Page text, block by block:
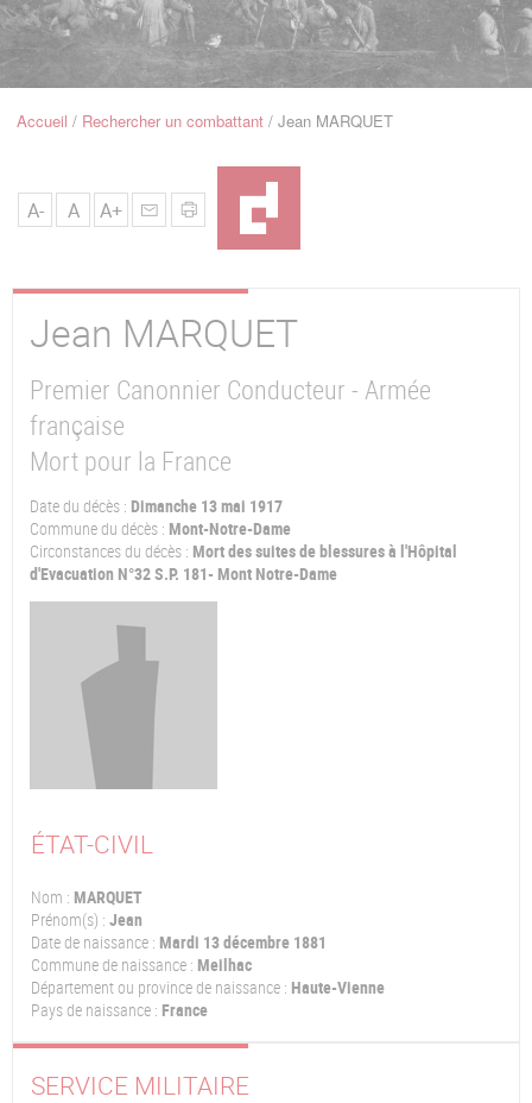
Navigation
FilAccueil Rechercher un combattant Jean MARQUET
A- A A+
Jean MARQUET
Premier Canonnier Conducteur - Armée
française
Mort pour la France
Date du décès : Dimanche 13 mai 1917
Commune du décès : Mont-Notre-Dame
Circonstances du décès : Mort des suites de blessures à l'Hôpital
d'Evacuation N°32 S.P. 181- Mont Notre-Dame
ÉTAT-CIVIL
Nom : MARQUET
Prénom(s) : Jean
Date de naissance : Mardi 13 décembre 1881
Commune de naissance : Meilhac
Département ou province de naissance : Haute-Vienne
Pays de naissance : France
SERVICE MILITAIRE